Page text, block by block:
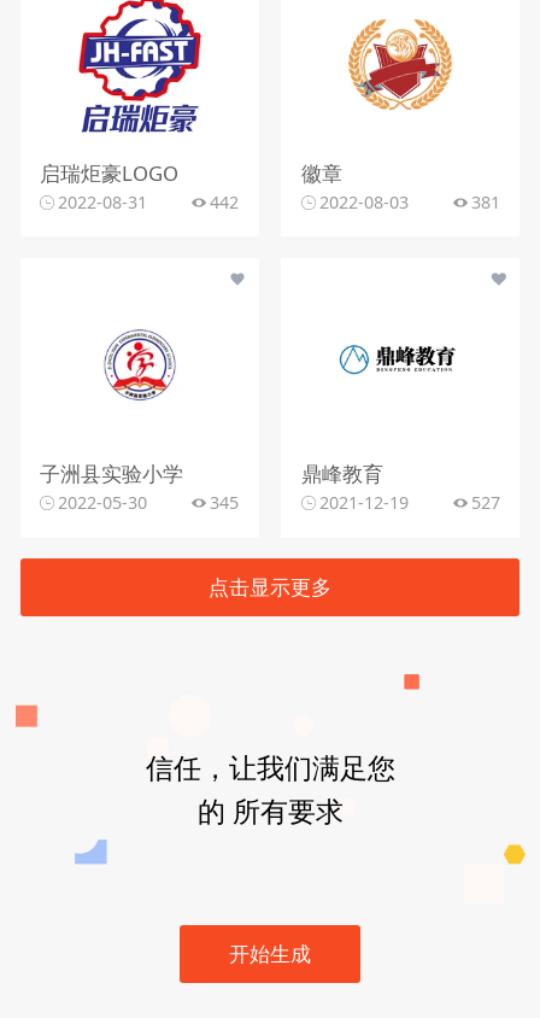
启瑞炬豪LOGO
2022-08-31 442
徽章
2022-08-03 381
子洲县实验小学
2022-05-30 345
鼎峰教育
2021-12-19 527
点击显示更多
信任，让我们满足您
的 所有要求
开始生成